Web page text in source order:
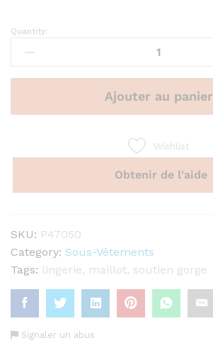
Soutien-
gorge
Quantity:
Ajouter au panier
Wishlist
Obtenir de l'aide
SKU: P47050
Category: Sous-Vêtements
Tags: lingerie, maillot, soutien gorge
Signaler un abus